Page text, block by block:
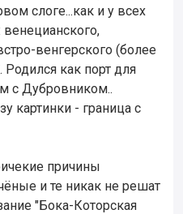
слоге...как и у всех
венгерского (более
как порт для
с Дубровником..
картинки - граница с
причины
и те никак не решат
"Бока-Которская